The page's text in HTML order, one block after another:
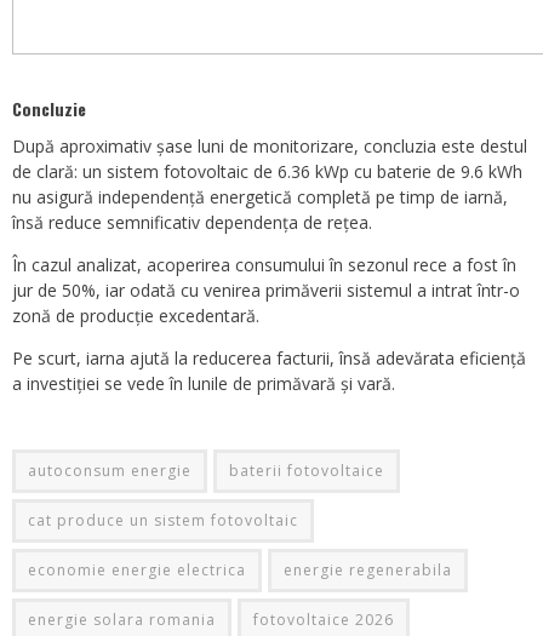
Concluzie
După aproximativ șase luni de monitorizare, concluzia este destul
de clară: un sistem fotovoltaic de 6.36 kWp cu baterie de 9.6 kWh
nu asigură independență energetică completă pe timp de iarnă,
însă reduce semnificativ dependența de rețea.
În cazul analizat, acoperirea consumului în sezonul rece a fost în
jur de 50%, iar odată cu venirea primăverii sistemul a intrat într-o
zonă de producție excedentară.
Pe scurt, iarna ajută la reducerea facturii, însă adevărata eficiență
a investiției se vede în lunile de primăvară și vară.
autoconsum energie baterii fotovoltaice
cat produce un sistem fotovoltaic
economie energie electrica energie regenerabila
energie solara romania fotovoltaice 2026